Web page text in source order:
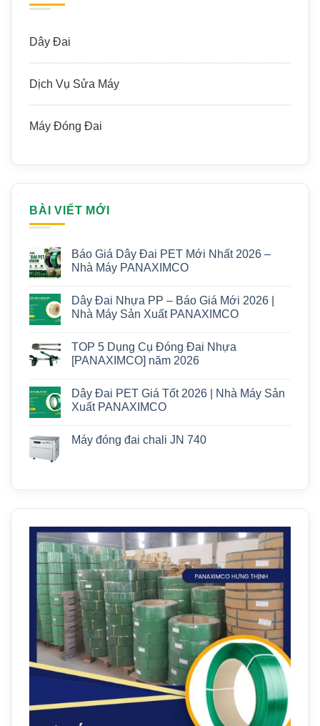
Dây Đai
Dịch Vụ Sửa Máy
Máy Đóng Đai
BÀI VIẾT MỚI
Báo Giá Dây Đai PET Mới Nhất 2026 –
Nhà Máy PANAXIMCO
Dây Đai Nhựa PP – Báo Giá Mới 2026 |
Nhà Máy Sản Xuất PANAXIMCO
TOP 5 Dụng Cụ Đóng Đai Nhựa
[PANAXIMCO] năm 2026
Dây Đai PET Giá Tốt 2026 | Nhà Máy Sản
Xuất PANAXIMCO
Máy đóng đai chali JN 740